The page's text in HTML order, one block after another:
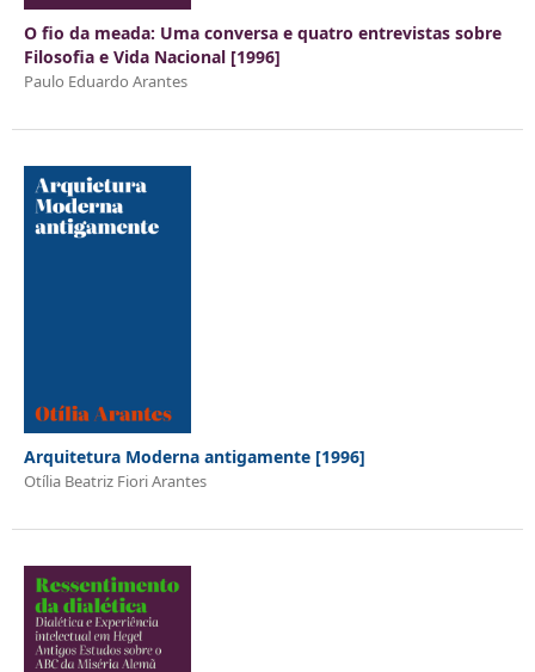
O fio da meada: Uma conversa e quatro entrevistas sobre
Filosofia e Vida Nacional [1996]
Paulo Eduardo Arantes
Arquitetura Moderna antigamente [1996]
Otília Beatriz Fiori Arantes